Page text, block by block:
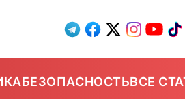
БЕЗОПАСНОСТЬВСЕ